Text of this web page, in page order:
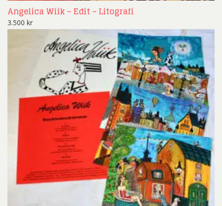
Angelica Wiik – Edit – Litografi
3.500 kr